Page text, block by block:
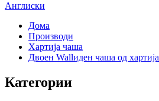
Англиски
Дома
Производи
Хартија чаша
Двоен Wallиден чаша од хартија
Категории